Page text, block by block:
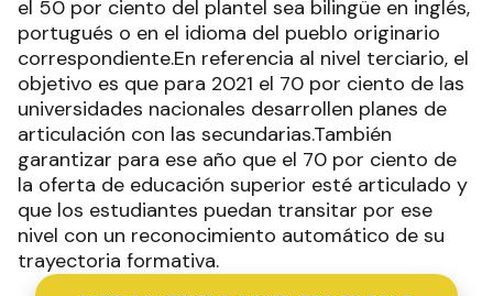
el 50 por ciento del plantel sea bilingüe en inglés,
portugués o en el idioma del pueblo originario
correspondiente.En referencia al nivel terciario, el
objetivo es que para 2021 el 70 por ciento de las
universidades nacionales desarrollen planes de
articulación con las secundarias.También
garantizar para ese año que el 70 por ciento de
la oferta de educación superior esté articulado y
que los estudiantes puedan transitar por ese
nivel con un reconocimiento automático de su
trayectoria formativa.